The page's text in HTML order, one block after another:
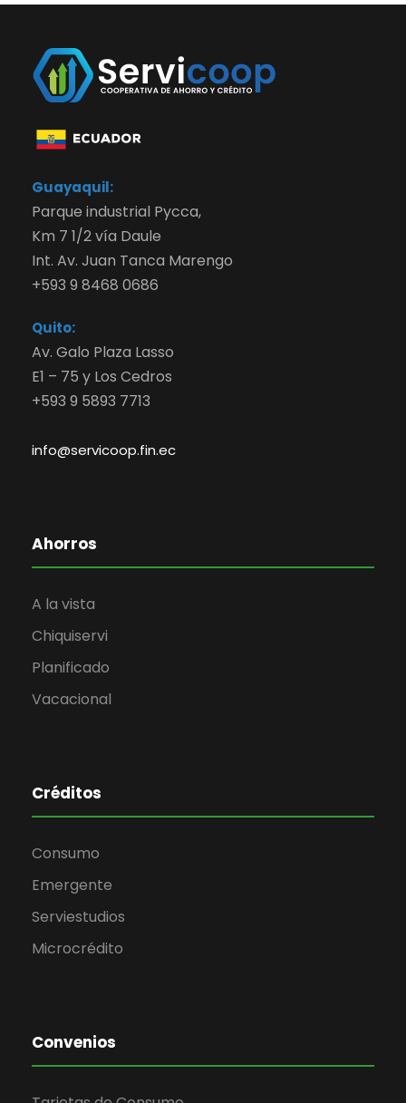
Guayaquil:
Parque industrial Pycca,
Km 7 1/2 vía Daule
Int. Av. Juan Tanca Marengo
+593 9 8468 0686
Quito:
Av. Galo Plaza Lasso
E1 – 75 y Los Cedros
+593 9 5893 7713
info@servicoop.fin.ec
Ahorros
A la vista
Chiquiservi
Planificado
Vacacional
Créditos
Consumo
Emergente
Serviestudios
Microcrédito
Convenios